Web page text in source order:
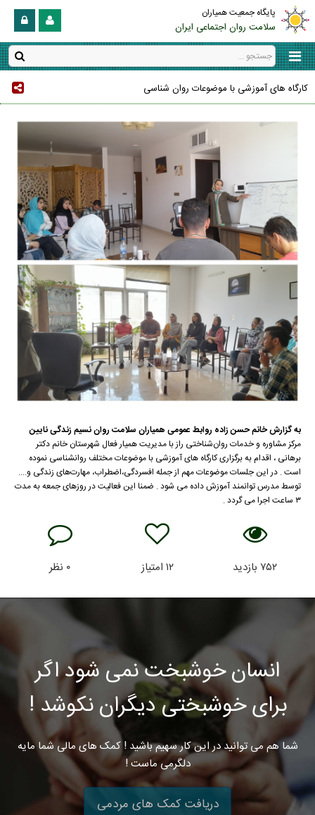
پایگاه جمعیت همیاران
سلامت روان اجتماعی ایران
کارگاه های آموزشی با موضوعات روان شناسی
به گزارش خانم حسن زاده روابط عمومی همیاران سلامت روان نسیم زندگی نایین
مرکز مشاوره و خدمات روان‌شناختی راز با مدیریت همیار فعال شهرستان خانم دکتر
برهانی ، اقدام به برگزاری کارگاه های آموزشی با موضوعات مختلف روانشناسی نموده
است . در این جلسات موضوعات مهم از جمله افسردگی،اضطراب، مهارت‌های زندگی و....
توسط مدرس توانمند آموزش داده می شود . ضمنا این فعاليت در روزهای جمعه به مدت
۳ ساعت اجرا می گردد .
۷۵۲ بازدید ۱۲ امتیاز ۰ نظر
انسان خوشبخت نمی شود اگر
برای خوشبختی دیگران نکوشد !
شما هم می توانید در این کار سهیم باشید ! کمک های مالی شما مایه
دلگرمی ماست !
دریافت کمک های مردمی